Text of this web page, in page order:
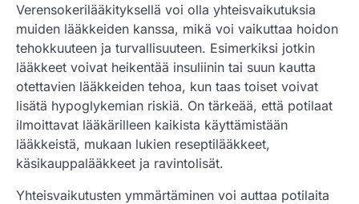
Verensokerilääkityksellä voi olla yhteisvaikutuksia
muiden lääkkeiden kanssa, mikä voi vaikuttaa hoidon
tehokkuuteen ja turvallisuuteen. Esimerkiksi jotkin
lääkkeet voivat heikentää insuliinin tai suun kautta
otettavien lääkkeiden tehoa, kun taas toiset voivat
lisätä hypoglykemian riskiä. On tärkeää, että potilaat
ilmoittavat lääkärilleen kaikista käyttämistään
lääkkeistä, mukaan lukien reseptilääkkeet,
käsikauppalääkkeet ja ravintolisät.
Yhteisvaikutusten ymmärtäminen voi auttaa potilaita